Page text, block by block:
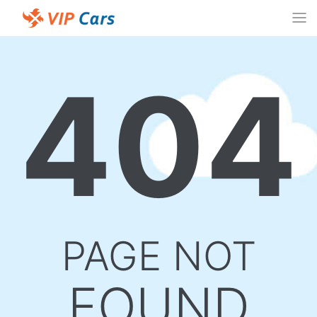
404
PAGE NOT